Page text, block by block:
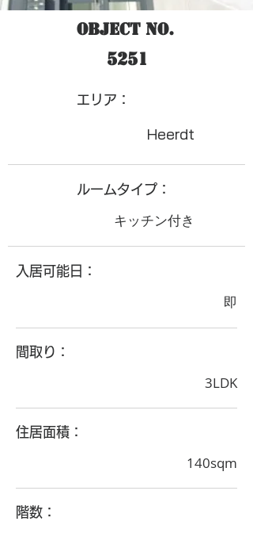
Object No.
5251
​エリア：
Heerdt
ルームタイプ：
キッチン付き
入居可能日：
即
間取り：
3LDK
住居面積：
140sqm
階数：